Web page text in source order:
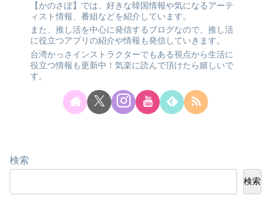
【かのさぽ】では、好きな韓国情報や気になるアーテ
ィスト情報、番組などを紹介しています。
また、推し活を中心に発信するブログなので、推し活
に役立つアプリの紹介や情報も発信していきます。
台湾かっさインストラクターでもある視点から生活に
役立つ情報も更新中！気楽に読んで頂けたら嬉しいで
す。
検索
検索